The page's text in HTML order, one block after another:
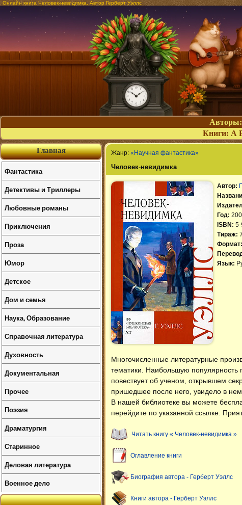
Онлайн книга Человек-невидимка. Автор Герберт Уэллс
Авторы:
Книги: А
Жанр: «Научная фантастика»
Человек-невидимка
Автор:
Год:
ISBN:
Тираж:
Формат:
Язык:
Многочисленные литературные
тематики. Наибольшую популярность
повествует об ученом, открывшем
пришедшее после него, увидело в нем
В нашей библиотеке вы можете
перейдите по указанной ссылке.
Читать книгу « Человек-невидимка »
Оглавление книги
Биография автора - Герберт Уэллс
Книги автора - Герберт Уэллс
Главная
Фантастика
Детективы и Триллеры
Любовные романы
Приключения
Проза
Юмор
Детское
Дом и семья
Наука, Образование
Справочная литература
Духовность
Документальная
Прочее
Поэзия
Драматургия
Старинное
Деловая литература
Военное дело